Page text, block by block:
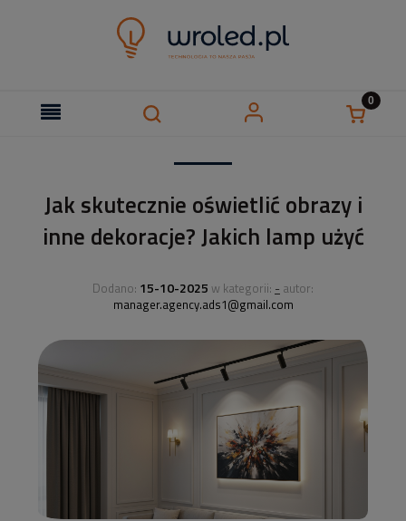
Jak skutecznie oświetlić obrazy i
inne dekoracje? Jakich lamp użyć
Dodano: 15-10-2025 w kategorii: - autor:
manager.agency.ads1@gmail.com